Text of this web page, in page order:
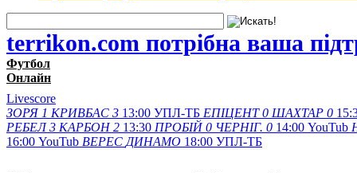
terrikon.com потрібна ваша
Футбол
Онлайн
Livescore
ЗОРЯ 1 КРИВБАС 3 13:00 УПЛ-ТБ ЕПІЦЕНТ 0 ШАХТАР 0
РЕБЕЛ 3 КАРБОН 2 13:30 ПРОБІЙ 0 ЧЕРНІГ. 0 14:00 YouTub
16:00 YouTub ВЕРЕС ДИНАМО 18:00 УПЛ-ТБ